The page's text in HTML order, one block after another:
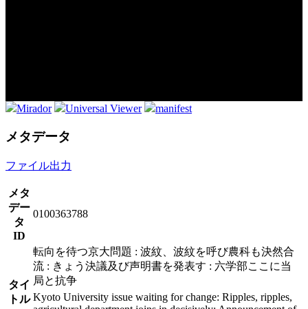
Mirador Universal Viewer manifest
メタデータ
ファイル出力
メタ
デー
タ
ID
0100363788
タイ
トル
転向を待つ京大問題 : 波紋、波紋を呼び農科も決然合
流 : きょう決議及び声明書を発表す : 六学部ここに当
局と抗争
Kyoto University issue waiting for change: Ripples, ripples,